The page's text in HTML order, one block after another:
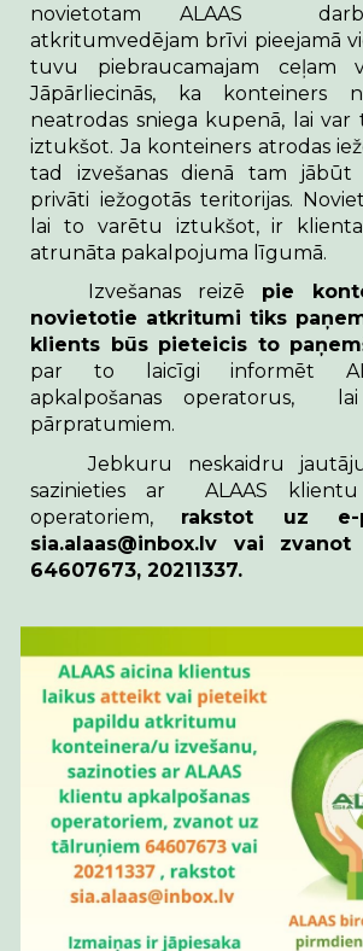
novietotam ALAAS
atkritumvedējam brīvi pieejamā
tuvu piebraucamajam ceļam
Jāpārliecinās, ka konteiners
neatrodas sniega kupenā, lai
iztukšot. Ja konteiners atrodas
tad izvešanas dienā tam jābūt
privāti iežogotās teritorijas.
lai to varētu iztukšot, ir
atrunāta pakalpojuma līgumā.
Izvešanas reizē pie
novietotie atkritumi tiks
klients būs pieteicis to
par to laicīgi informēt
apkalpošanas operatorus,
pārpratumiem.
Jebkuru neskaidru
sazinieties ar ALAAS klientu
operatoriem, rakstot uz e-
sia.alaas@inbox.lv vai
64607673, 20211337.